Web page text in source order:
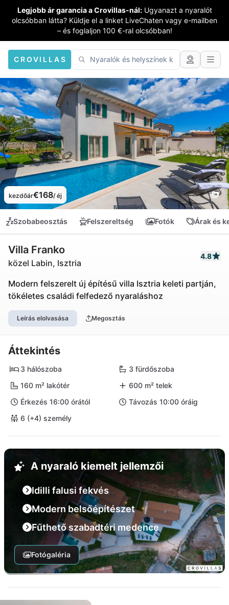
Legjobb ár garancia a Crovillas-nál: Ugyanazt a nyaralót
olcsóbban látta? Küldje el a linket LiveChaten vagy e-mailben
– és foglaljon 100 €-ral olcsóbban!
CROVILLAS
kezdőár€168/ éj
Szobabeosztás Felszereltség Fotók Árak és
Villa Franko
közel Labin, Isztria
4.8
Modern felszerelt új építésű villa Isztria keleti partján,
tökéletes családi felfedező nyaraláshoz
Leírás elolvasása Megosztás
Áttekintés
3 hálószoba
3 fürdőszoba
160 m² lakótér
600 m² telek
Érkezés 16:00 órától
Távozás 10:00 óráig
6 (+4) személy
A nyaraló kiemelt jellemzői
Idilli falusi fekvés
Modern belsőépítészet
Fűthető szabadtéri medence
Fotógaléria